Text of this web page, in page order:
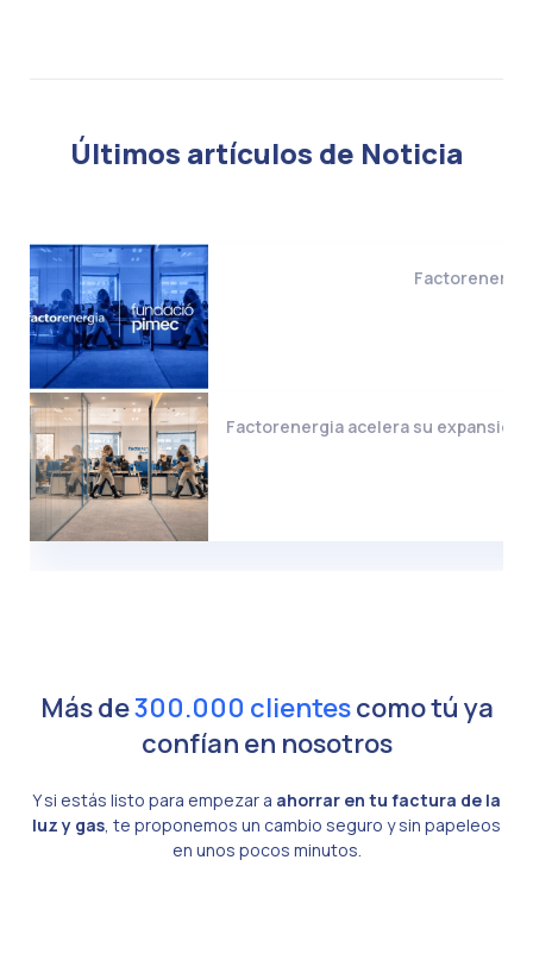
Últimos artículos de Noticia
Factorenergia acelera su
Más de300.000 clientescomo tú ya
confían en nosotros
Y si estás listo para empezar a ahorrar en tu factura de la
luz y gas, te proponemos un cambio seguro y sin papeleos
en unos pocos minutos.